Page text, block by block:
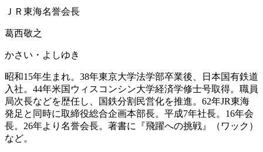
ＪＲ東海名誉会長
葛󠄀西敬之
かさい・よしゆき
昭和15年生まれ。38年東京大学法学部卒業後、日本国有鉄道
入社。44年米国ウィスコンシン大学経済学修士号取得。職員
局次長などを歴任し、国鉄分割民営化を推進。62年JR東海
発足と同時に取締役総合企画本部長。平成7年社長。16年会
長。26年より名誉会長。著書に『飛躍への挑戦』（ワック）
など。